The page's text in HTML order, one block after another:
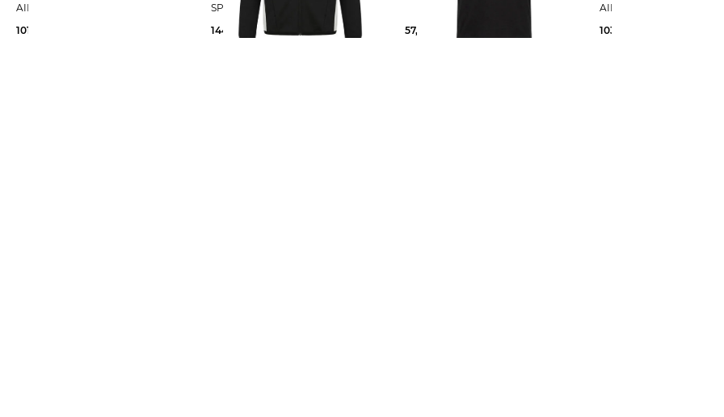
AIDEN_TENN
101,09 €
SPIN
144,85 €
229,00 € 57,39 € 59,95 €
AIDEN_TENN
103,25 €